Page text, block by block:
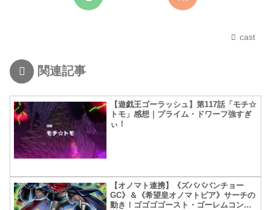
cast
関連記事
【遊戯王ゴーラッシュ】第117話「モチ☆
トモ」感想｜プライム・ドワーフ強すぎ
ぃ！
【オノマト連携】《ズバババンチョー
GC》＆《希望皇オノマトピア》サーチの
動き！ゴゴゴゴースト・ゴーレムコンビ